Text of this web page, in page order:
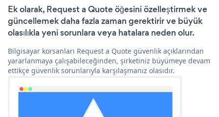
Ek olarak, Request a Quote öğesini özelleştirmek ve
güncellemek daha fazla zaman gerektirir ve büyük
olasılıkla yeni sorunlara veya hatalara neden olur.
Bilgisayar korsanları Request a Quote güvenlik açıklarından
yararlanmaya çalışabileceğinden, şirketiniz büyümeye devam
ettikçe güvenlik sorunlarıyla karşılaşmanız olasıdır.